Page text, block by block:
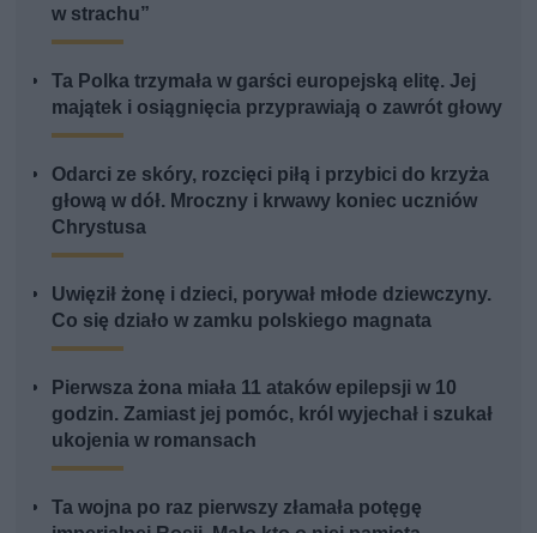
w strachu”
Ta Polka trzymała w garści europejską elitę. Jej
majątek i osiągnięcia przyprawiają o zawrót głowy
Odarci ze skóry, rozcięci piłą i przybici do krzyża
głową w dół. Mroczny i krwawy koniec uczniów
Chrystusa
Uwięził żonę i dzieci, porywał młode dziewczyny.
Co się działo w zamku polskiego magnata
Pierwsza żona miała 11 ataków epilepsji w 10
godzin. Zamiast jej pomóc, król wyjechał i szukał
ukojenia w romansach
Ta wojna po raz pierwszy złamała potęgę